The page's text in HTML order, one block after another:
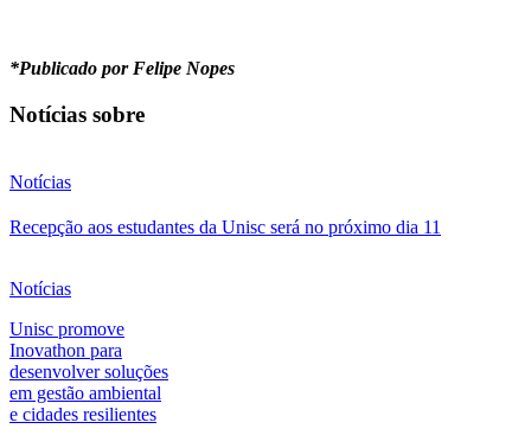
*Publicado por Felipe Nopes
Notícias sobre
Notícias
Recepção aos estudantes da Unisc será no próximo dia 11
Notícias
Unisc promove
Inovathon para
desenvolver soluções
em gestão ambiental
e cidades resilientes